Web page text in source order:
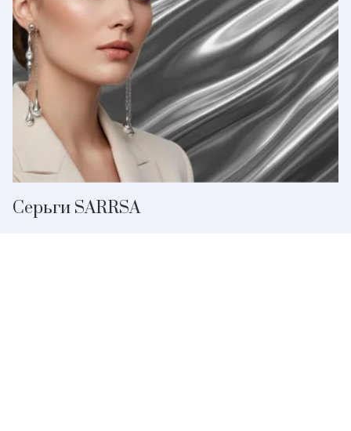
Серьги SARRSA